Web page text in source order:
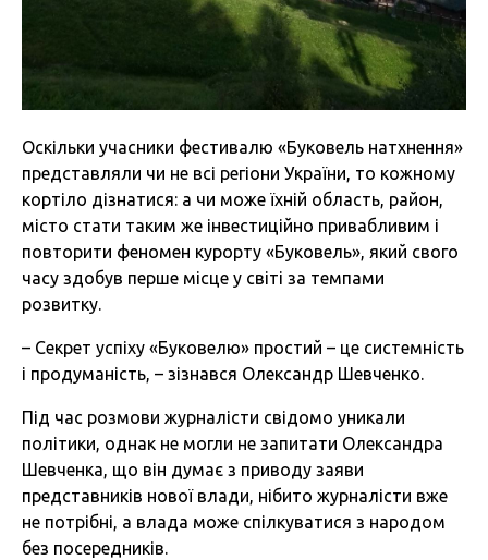
Оскільки учасники фестивалю «Буковель натхнення»
представляли чи не всі регіони України, то кожному
кортіло дізнатися: а чи може їхній область, район,
місто стати таким же інвестиційно привабливим і
повторити феномен курорту «Буковель», який свого
часу здобув перше місце у світі за темпами
розвитку.
– Секрет успіху «Буковелю» простий – це системність
і продуманість, – зізнався Олександр Шевченко.
Під час розмови журналісти свідомо уникали
політики, однак не могли не запитати Олександра
Шевченка, що він думає з приводу заяви
представників нової влади, нібито журналісти вже
не потрібні, а влада може спілкуватися з народом
без посередників.